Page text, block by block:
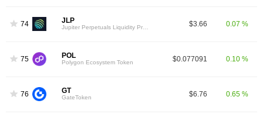
74 JLP $3.66 0.07 %
75 POL
Polygon Ecosystem Token $0.077091 0.10 %
76 GT
GateToken $6.76 0.65 %